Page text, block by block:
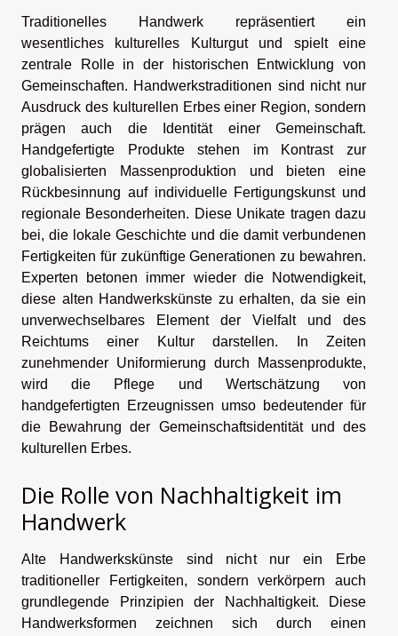
Traditionelles Handwerk repräsentiert ein
wesentliches kulturelles Kulturgut und spielt eine
zentrale Rolle in der historischen Entwicklung von
Gemeinschaften. Handwerkstraditionen sind nicht nur
Ausdruck des kulturellen Erbes einer Region, sondern
prägen auch die Identität einer Gemeinschaft.
Handgefertigte Produkte stehen im Kontrast zur
globalisierten Massenproduktion und bieten eine
Rückbesinnung auf individuelle Fertigungskunst und
regionale Besonderheiten. Diese Unikate tragen dazu
bei, die lokale Geschichte und die damit verbundenen
Fertigkeiten für zukünftige Generationen zu bewahren.
Experten betonen immer wieder die Notwendigkeit,
diese alten Handwerkskünste zu erhalten, da sie ein
unverwechselbares Element der Vielfalt und des
Reichtums einer Kultur darstellen. In Zeiten
zunehmender Uniformierung durch Massenprodukte,
wird die Pflege und Wertschätzung von
handgefertigten Erzeugnissen umso bedeutender für
die Bewahrung der Gemeinschaftsidentität und des
kulturellen Erbes.
Die Rolle von Nachhaltigkeit im
Handwerk
Alte Handwerkskünste sind nicht nur ein Erbe
traditioneller Fertigkeiten, sondern verkörpern auch
grundlegende Prinzipien der Nachhaltigkeit. Diese
Handwerksformen zeichnen sich durch einen